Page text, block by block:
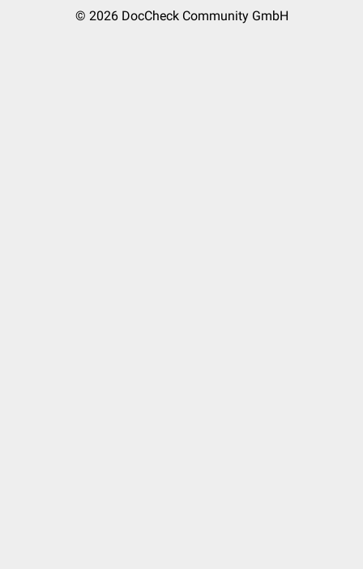
© 2026 DocCheck Community GmbH